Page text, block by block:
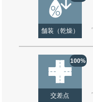
舗装（乾燥）
100%
交差点